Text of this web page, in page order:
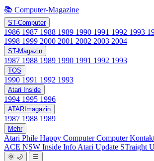
📚 Computer-Magazine
ST-Computer
1986 1987 1988 1989 1990 1991 1992 1993
1998 1999 2000 2001 2002 2003 2004
ST-Magazin
1987 1988 1989 1990 1991 1992 1993
TOS
1990 1991 1992 1993
Atari Inside
1994 1995 1996
ATARImagazin
1987 1988 1989
Mehr
Atari Phile Happy ComputerComputer
ACE NSW Inside Info Atari Update STraight
🌞 🌙
☰